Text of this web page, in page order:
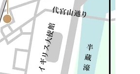
​代官山通り
​イギリス大使館 ​半
蔵
濠